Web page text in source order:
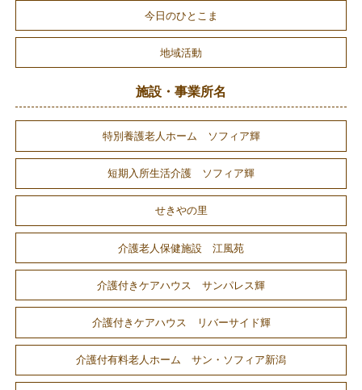
今日のひとこま
地域活動
施設・事業所名
特別養護老人ホーム ソフィア輝
短期入所生活介護 ソフィア輝
せきやの里
介護老人保健施設 江風苑
介護付きケアハウス サンパレス輝
介護付きケアハウス リバーサイド輝
介護付有料老人ホーム サン・ソフィア新潟